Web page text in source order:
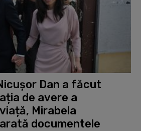
Dan a făcut
de avere a
Mirabela
documentele